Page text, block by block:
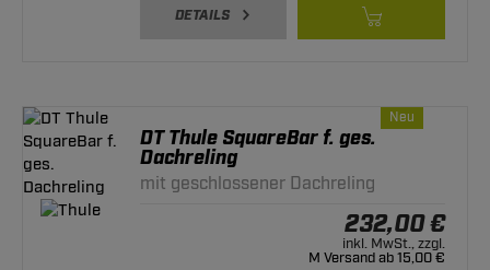
DETAILS
Neu
DT Thule SquareBar f. ges.
Dachreling
mit geschlossener Dachreling
232,00 €
inkl. MwSt., zzgl.
M Versand ab 15,00 €